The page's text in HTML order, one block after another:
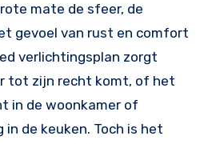
mate de sfeer, de
gevoel van rust en comfort
verlichtingsplan zorgt
tot zijn recht komt, of het
in de woonkamer of
de keuken. Toch is het